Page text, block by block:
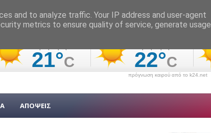
πρόγνωση καιρού από το k24.net
ΑΠΟΨΕΙΣ
and to analyze traffic. Your IP address and user-agent
metrics to ensure quality of service, generate usage